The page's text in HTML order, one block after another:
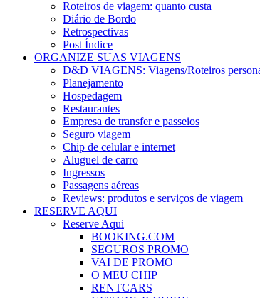
Roteiros de viagem: quanto custa
Diário de Bordo
Retrospectivas
Post Índice
ORGANIZE SUAS VIAGENS
D&D VIAGENS: Viagens/Roteiros
Planejamento
Hospedagem
Restaurantes
Empresa de transfer e passeios
Seguro viagem
Chip de celular e internet
Aluguel de carro
Ingressos
Passagens aéreas
Reviews: produtos e serviços de viagem
RESERVE AQUI
Reserve Aqui
BOOKING.COM
SEGUROS PROMO
VAI DE PROMO
O MEU CHIP
RENTCARS